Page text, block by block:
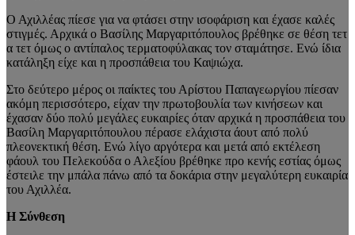
Ο Αχιλλέας πίεσε για να φτάσει στην ισοφάριση και έχασε καλές
στιγμές. Αρχικά ο Βασίλης Μαργαριτόπουλος βρέθηκε σε θέση τετ
α τετ όμως ο αντίπαλος τερματοφύλακας τον σταμάτησε. Ενώ ίδια
κατάληξη είχε και η προσπάθεια του Καψιώχα.
Στο δεύτερο μέρος οι παίκτες του Αρίστου Παπαγεωργίου πίεσαν
ακόμη περισσότερο, είχαν την πρωτοβουλία των κινήσεων και
έχασαν δύο πολύ μεγάλες ευκαιρίες όταν αρχικά η προσπάθεια του
Βασίλη Μαργαριτόπουλου πέρασε ελάχιστα άουτ από πολύ
πλεονεκτική θέση. Ενώ λίγο αργότερα και μετά από εκτέλεση
φάουλ του Πελεκούδα ο Αλεξίου βρέθηκε προ κενής εστίας όμως
έστειλε την μπάλα πάνω από τα δοκάρια στην μεγαλύτερη ευκαιρία
του Αχιλλέα.
Η Σύνθεση